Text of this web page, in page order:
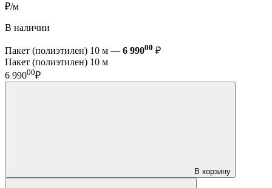
₽/м
В наличии
Пакет (полиэтилен) 10 м — 6 99000 ₽
Пакет (полиэтилен) 10 м
6 99000₽
В корзину